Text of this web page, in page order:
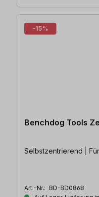
-15%
Benchdog Tools
Selbstzentrierend |
Art.-Nr.: BD-BD0868